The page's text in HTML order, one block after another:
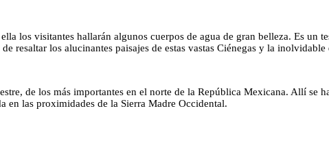
los visitantes hallarán algunos cuerpos de agua de gran belleza. Es un
resaltar los alucinantes paisajes de estas vastas Ciénegas y la
de los más importantes en el norte de la República Mexicana. Allí se
en las proximidades de la Sierra Madre Occidental.